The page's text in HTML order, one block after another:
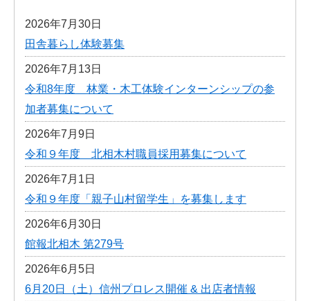
2026年7月30日
田舎暮らし体験募集
2026年7月13日
令和8年度 林業・木工体験インターンシップの参
加者募集について
2026年7月9日
令和９年度 北相木村職員採用募集について
2026年7月1日
令和９年度「親子山村留学生」を募集します
2026年6月30日
館報北相木 第279号
2026年6月5日
6月20日（土）信州プロレス開催 & 出店者情報